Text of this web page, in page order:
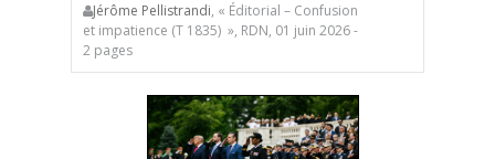
Jérôme Pellistrandi, « Éditorial – Confusion
et impatience (T 1835) », RDN, 01 juin 2026 -
2 pages